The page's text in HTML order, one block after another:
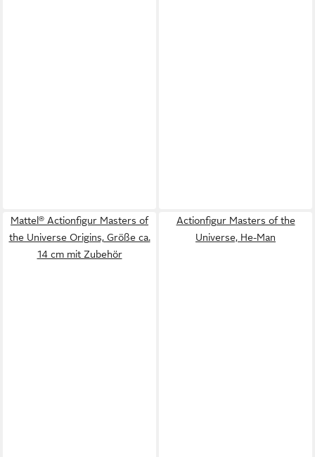
Mattel® Actionfigur Masters of
the Universe Origins, Größe ca.
14 cm mit Zubehör
Actionfigur Masters of the
Universe, He-Man